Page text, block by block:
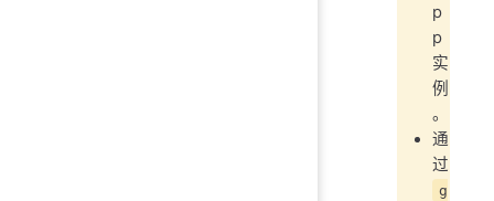
p
p
实
例
。
通
过
g